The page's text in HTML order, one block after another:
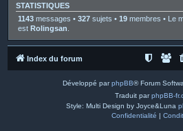
STATISTIQUES
1143 messages • 327 sujets • 19 membres • Le
est Rolingsan
Index du forum
Développé parphpBB® Forum
Traduit parphpBB-
Style: Multi Design by Joyce&Luna
Confidentialité |